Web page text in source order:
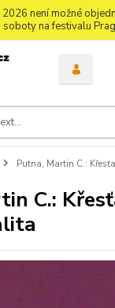
není možné
na festivalu
Putna, Martin C.:
C.: